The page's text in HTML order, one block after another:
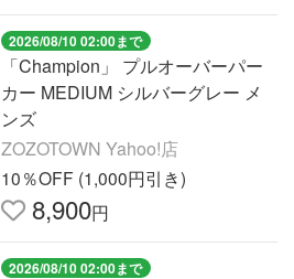
2026/08/10 02:00まで
「Champion」 プルオーバーパー
カー MEDIUM シルバーグレー メ
ンズ
ZOZOTOWN Yahoo!店
10％OFF (1,000円引き)
8,900円
2026/08/10 02:00まで